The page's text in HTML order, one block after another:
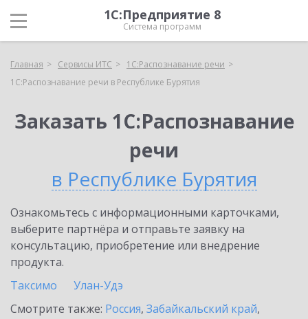
1С:Предприятие 8
Система программ
Главная Сервисы ИТС
1С:Распознавание речи
1С:Распознавание речи в Республике Бурятия
Заказать 1С:Распознавание
речи
в Республике Бурятия
Ознакомьтесь с информационными карточками,
выберите партнёра и отправьте заявку на
консультацию, приобретение или внедрение
продукта.
Таксимо
Улан-Удэ
Смотрите также: Россия, Забайкальский край,